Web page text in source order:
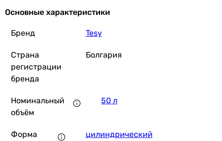
Основные характеристики
Бренд Tesy
Страна
регистрации
бренда
Болгария
Номинальный
объём
50 л
Форма
цилиндрический